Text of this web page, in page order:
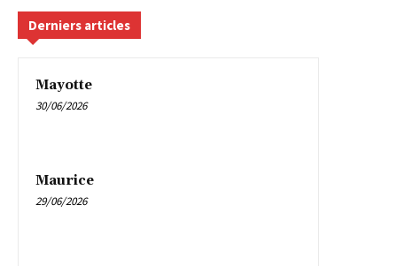
Derniers articles
Mayotte
30/06/2026
Maurice
29/06/2026